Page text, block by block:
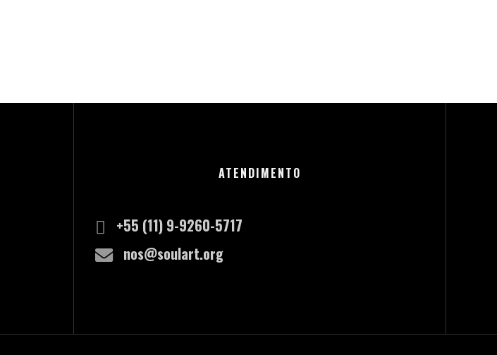
ATENDIMENTO
+55 (11) 9-9260-5717
nos@soulart.org